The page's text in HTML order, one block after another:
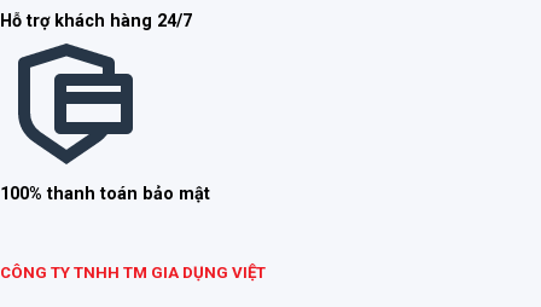
Hỗ trợ khách hàng 24/7
100% thanh toán bảo mật
CÔNG TY TNHH TM GIA DỤNG VIỆT